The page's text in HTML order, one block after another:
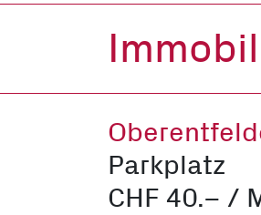
Parkplatz
CHF 40.– /